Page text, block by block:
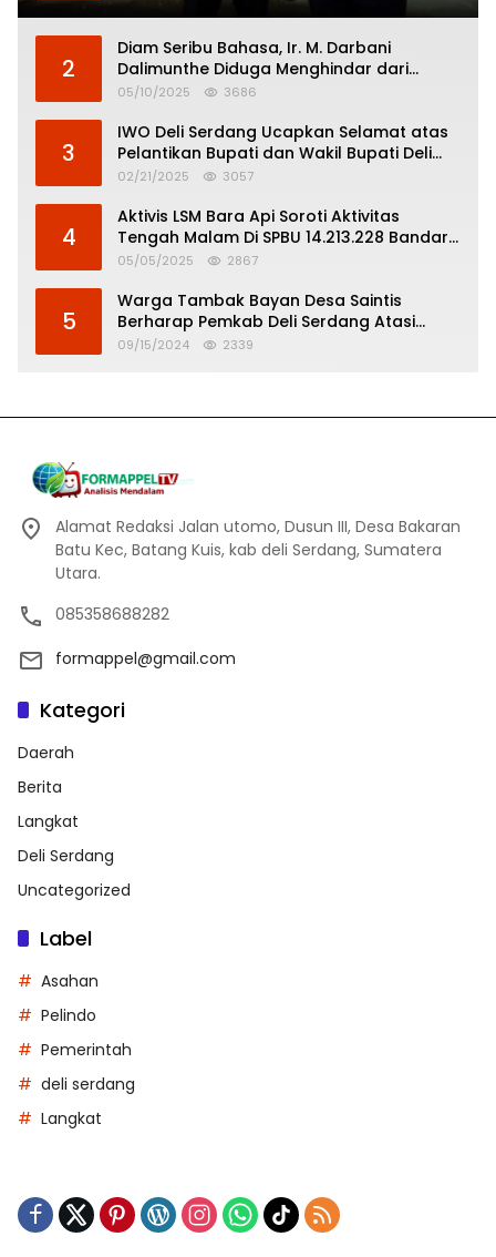
2
Diam Seribu Bahasa, Ir. M. Darbani
Dalimunthe Diduga Menghindar dari
Pertanggungjawaban Politik
05/10/2025 3686
3
IWO Deli Serdang Ucapkan Selamat atas
Pelantikan Bupati dan Wakil Bupati Deli
Serdang
02/21/2025 3057
4
Aktivis LSM Bara Api Soroti Aktivitas
Tengah Malam Di SPBU 14.213.228 Bandar
Tinggi
05/05/2025 2867
5
Warga Tambak Bayan Desa Saintis
Berharap Pemkab Deli Serdang Atasi
Banjir
09/15/2024 2339
Alamat Redaksi Jalan utomo, Dusun III, Desa Bakaran
Batu Kec, Batang Kuis, kab deli Serdang, Sumatera
Utara.
085358688282
formappel@gmail.com
Kategori
Daerah
Berita
Langkat
Deli Serdang
Uncategorized
Label
Asahan
Pelindo
Pemerintah
deli serdang
Langkat